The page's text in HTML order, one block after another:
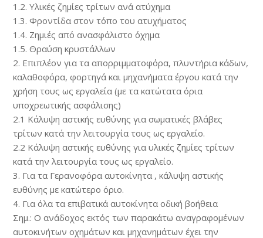
1.2. Υλικές ζημίες τρίτων ανά ατύχημα
1.3. Φροντίδα στον τόπο του ατυχήματος
1.4. Ζημιές από ανασφάλιστο όχημα
1.5. Θραύση κρυστάλλων
2. Επιπλέον για τα απορριμματοφόρα, πλυντήρια κάδων,
καλαθοφόρα, φορτηγά και μηχανήματα έργου κατά την
χρήση τους ως εργαλεία (με τα κατώτατα όρια
υποχρεωτικής ασφάλισης)
2.1 Κάλυψη αστικής ευθύνης για σωματικές βλάβες
τρίτων κατά την λειτουργία τους ως εργαλείο.
2.2 Κάλυψη αστικής ευθύνης για υλικές ζημίες τρίτων
κατά την λειτουργία τους ως εργαλείο.
3. Για τα Γερανοφόρα αυτοκίνητα , κάλυψη αστικής
ευθύνης με κατώτερο όριο.
4. Για όλα τα επιβατικά αυτοκίνητα οδική βοήθεια
Σημ.: Ο ανάδοχος εκτός των παρακάτω αναγραφομένων
αυτοκινήτων οχημάτων και μηχανημάτων έχει την